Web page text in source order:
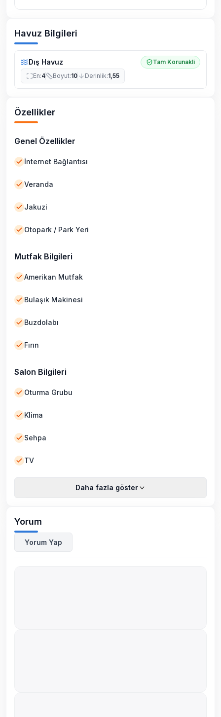
Havuz Bilgileri
Dış Havuz
Tam Korunakli
En:4 Boyut:10 Derinlik:1,55
Özellikler
Genel Özellikler
İnternet Bağlantısı
Veranda
Jakuzi
Otopark / Park Yeri
Mutfak Bilgileri
Amerikan Mutfak
Bulaşık Makinesi
Buzdolabı
Fırın
Salon Bilgileri
Oturma Grubu
Klima
Sehpa
TV
Daha fazla göster
Yorum
Yorum Yap